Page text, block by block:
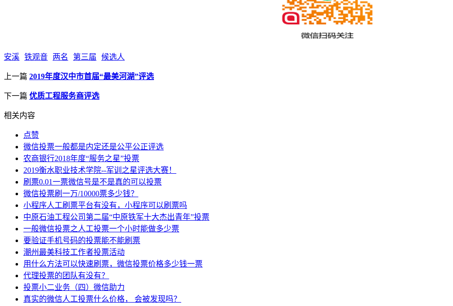
安溪 铁观音 两名 第三届 候选人
上一篇 2019年度汉中市首届“最美河湖”评选
下一篇 优质工程服务商评选
相关内容
点赞
微信投票一般都是内定还是公平公正评选
农商银行2018年度“服务之星”投票
2019衡水职业技术学院--军训之星评选大赛！
刷票0.01一票微信号是不是真的可以投票
微信投票刷一万/10000票多少钱？
小程序人工刷票平台有没有，小程序可以刷票吗
中原石油工程公司第二届“中原铁军十大杰出青年”投票
一般微信投票之人工投票一个小时能做多少票
要验证手机号码的投票能不能刷票
潮州最美科技工作者投票活动
用什么方法可以快速刷票，微信投票价格多少钱一票
代理投票的团队有没有？
投票小二业务（四）微信助力
真实的微信人工投票什么价格， 会被发现吗？